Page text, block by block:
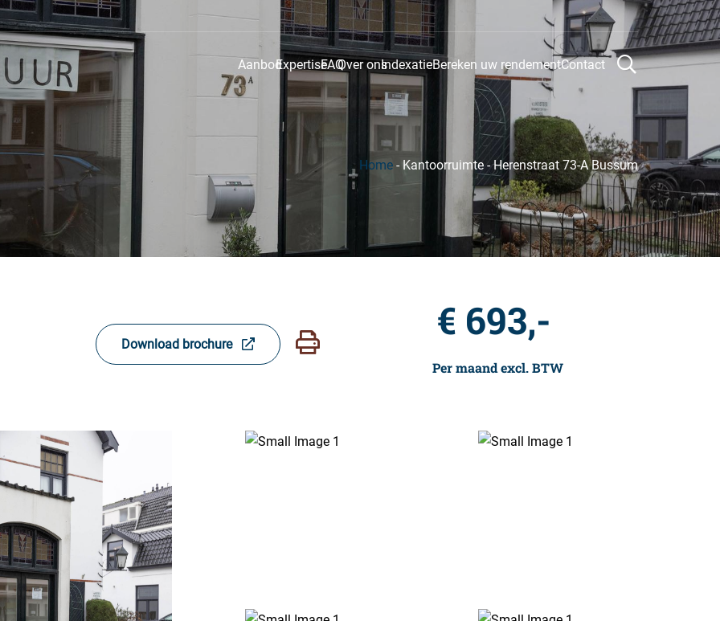
AanbodExpertiseFAQOver onsIndexatieBereken uw rendementContact
Home - Kantoorruimte -Herenstraat 73-A Bussum
Download brochure € 693,-
Per maand excl. BTW